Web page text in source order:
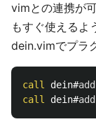
vimとの連携が
もすぐ使えるよ
dein.vimでプラ
call dein#add
call
dein#add